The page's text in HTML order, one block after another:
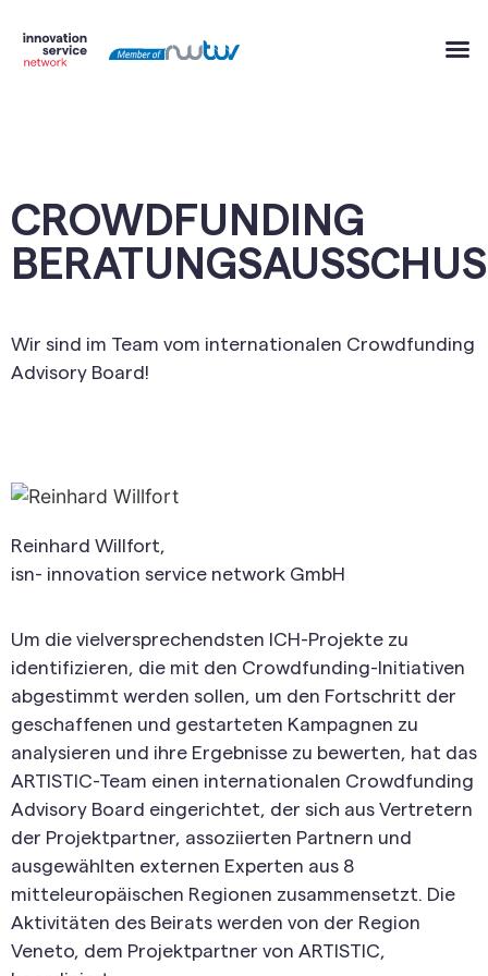
CROWDFUNDING
Wir sind im Team vom internationalen Crowdfunding
Advisory Board!
Reinhard Willfort,
isn- innovation service network GmbH
Um die vielversprechendsten ICH-Projekte zu
identifizieren, die mit den Crowdfunding-Initiativen
abgestimmt werden sollen, um den Fortschritt der
geschaffenen und gestarteten Kampagnen zu
analysieren und ihre Ergebnisse zu bewerten, hat das
ARTISTIC-Team einen internationalen Crowdfunding
Advisory Board eingerichtet, der sich aus Vertretern
der Projektpartner, assoziierten Partnern und
ausgewählten externen Experten aus 8
mitteleuropäischen Regionen zusammensetzt. Die
Aktivitäten des Beirats werden von der Region
Veneto, dem Projektpartner von ARTISTIC,